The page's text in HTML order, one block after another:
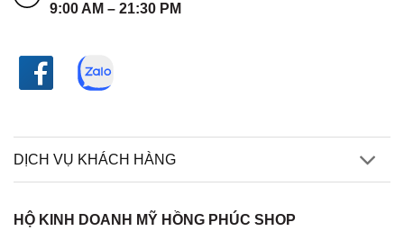
9:00 AM – 21:30 PM
DỊCH VỤ KHÁCH HÀNG
HỘ KINH DOANH MỸ HỒNG PHÚC SHOP